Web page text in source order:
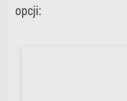
opcji: